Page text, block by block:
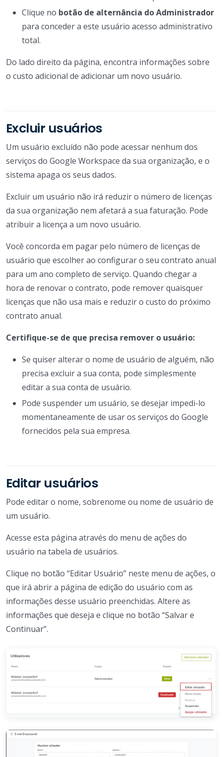
Clique no botão de alternância do Administrador
para conceder a este usuário acesso administrativo
total.
Do lado direito da página, encontra informações sobre
o custo adicional de adicionar um novo usuário.
Excluir usuários
Um usuário excluído não pode acessar nenhum dos
serviços do Google Workspace da sua organização, e o
sistema apaga os seus dados.
Excluir um usuário não irá reduzir o número de licenças
da sua organização nem afetará a sua faturação. Pode
atribuir a licença a um novo usuário.
Você concorda em pagar pelo número de licenças de
usuário que escolher ao configurar o seu contrato anual
para um ano completo de serviço. Quando chegar a
hora de renovar o contrato, pode remover quaisquer
licenças que não usa mais e reduzir o custo do próximo
contrato anual.
Certifique-se de que precisa remover o usuário:
Se quiser alterar o nome de usuário de alguém, não
precisa excluir a sua conta, pode simplesmente
editar a sua conta de usuário.
Pode suspender um usuário, se desejar impedi-lo
momentaneamente de usar os serviços do Google
fornecidos pela sua empresa.
Editar usuários
Pode editar o nome, sobrenome ou nome de usuário de
um usuário.
Acesse esta página através do menu de ações do
usuário na tabela de usuários.
Clique no botão “Editar Usuário” neste menu de ações, o
que irá abrir a página de edição do usuário com as
informações desse usuário preenchidas. Altere as
informações que deseja e clique no botão “Salvar e
Continuar”.